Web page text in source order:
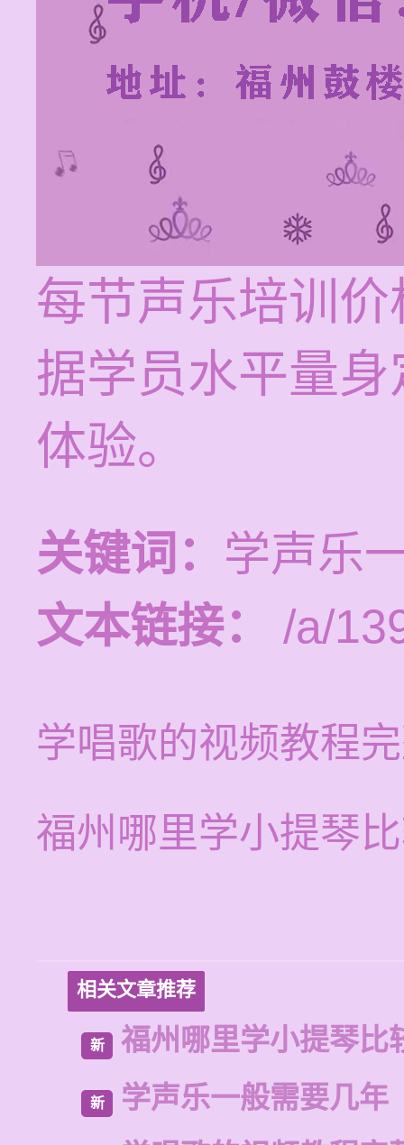
每节声乐培训
据学员水平量
体验。
关键词： 学声乐
文本链接：
/a/
学唱歌的视频教程
福州哪里学小提琴
相关文章推荐
新 福州哪里学小提琴比
新
学声乐一般需要几年